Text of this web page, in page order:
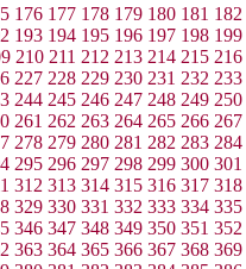
176 177 178 179 180 181 182
193 194 195 196 197 198 199
210 211 212 213 214 215 216
227 228 229 230 231 232 233
244 245 246 247 248 249 250
261 262 263 264 265 266 267
278 279 280 281 282 283 284
295 296 297 298 299 300 301
312 313 314 315 316 317 318
329 330 331 332 333 334 335
346 347 348 349 350 351 352
363 364 365 366 367 368 369